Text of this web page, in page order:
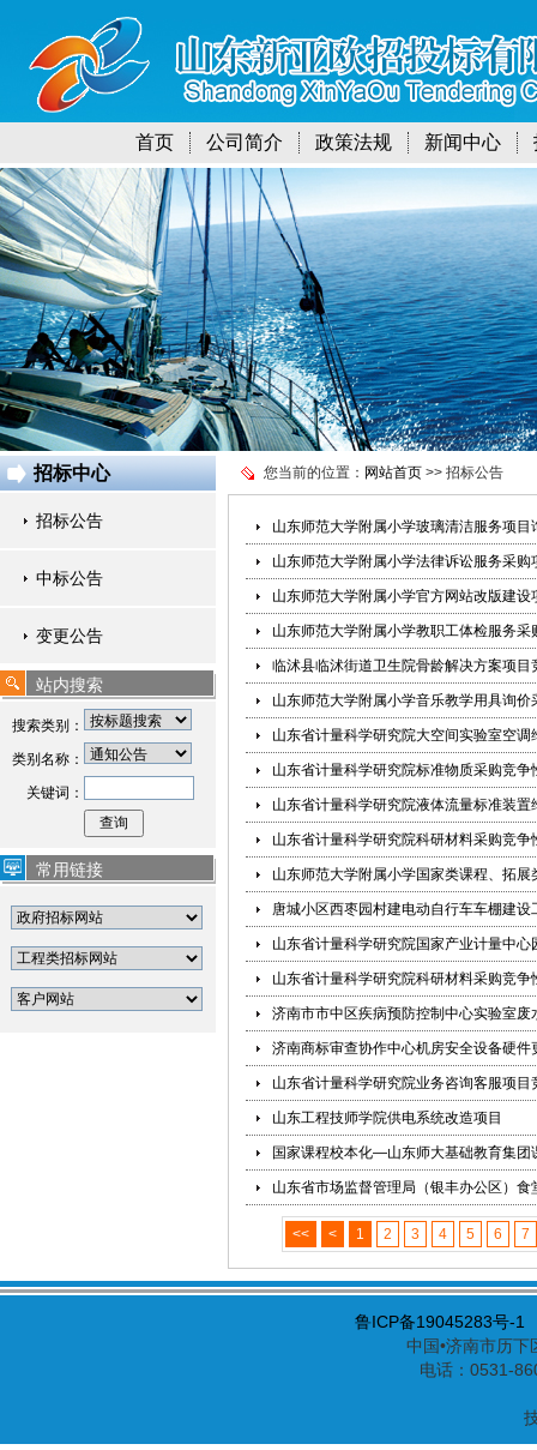
首页 公司简介 政策法规 新闻中心
招标中心
招标公告
中标公告
变更公告
站内搜索
搜索类别：
类别名称：
关键词：
常用链接
您当前的位置： 网站首页 >> 招标公告
山东师范大学附属小学玻璃清洁服务项目
山东师范大学附属小学法律诉讼服务采购
山东师范大学附属小学官方网站改版建设
山东师范大学附属小学教职工体检服务采
临沭县临沭街道卫生院骨龄解决方案项目
山东师范大学附属小学音乐教学用具询价
山东省计量科学研究院大空间实验室空
山东省计量科学研究院标准物质采购竞争
山东省计量科学研究院液体流量标准装
山东省计量科学研究院科研材料采购竞争
山东师范大学附属小学国家类课程、拓展
唐城小区西枣园村建电动自行车车棚建
山东省计量科学研究院国家产业计量中
山东省计量科学研究院科研材料采购竞争
济南市市中区疾病预防控制中心实验室
济南商标审查协作中心机房安全设备硬
山东省计量科学研究院业务咨询客服项目
山东工程技师学院供电系统改造项目
国家课程校本化—山东师大基础教育集
山东省市场监督管理局（银丰办公区）
<< < 1 2 3 4 5 6 7
鲁ICP备19045283号-1
中国•济南市历
电话：0531-